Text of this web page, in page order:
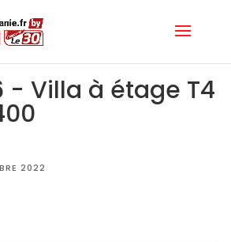
- Villa à étage T4
2022